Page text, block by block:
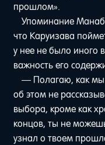
прошлом».
Упоминание
что Каруизава
у нее не было иного
важность его
— Полагаю, как мы
об этом не
выбора, кроме как
концов, ты не
узнал о твоем